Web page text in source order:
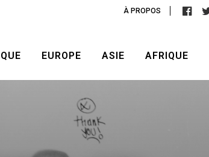
À PROPOS
EUROPE ASIE AFRIQUE